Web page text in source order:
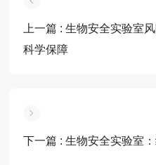
上一篇 : 生物安全实验室
科学保障
下一篇 : 生物安全实验室